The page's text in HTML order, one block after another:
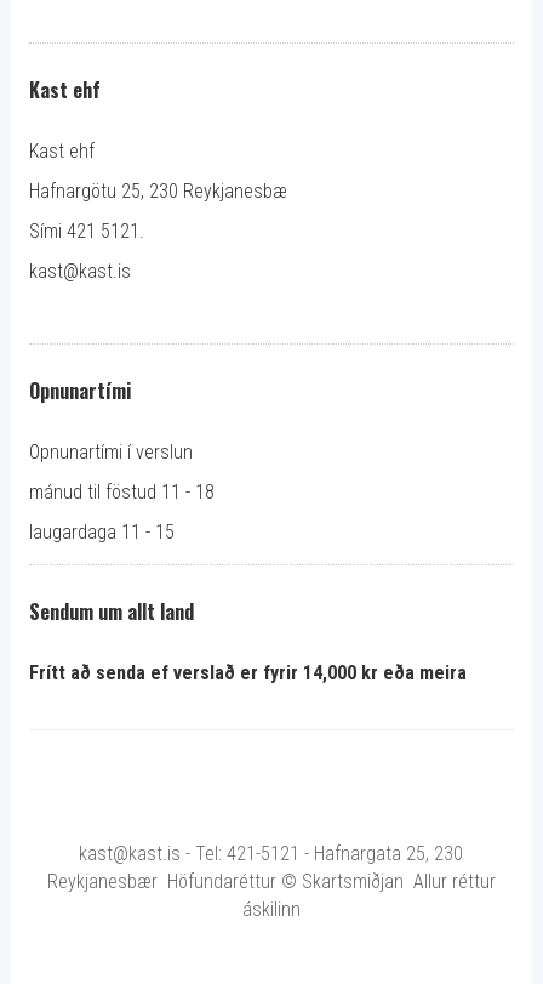
Kast ehf
Kast ehf
Hafnargötu 25, 230 Reykjanesbæ
Sími 421 5121.
kast@kast.is
Opnunartími
Opnunartími í verslun
mánud til föstud 11 - 18
laugardaga 11 - 15
Sendum um allt land
Frítt að senda ef verslað er fyrir 14,000 kr eða meira
kast@kast.is - Tel: 421-5121 - Hafnargata 25, 230
Reykjanesbær Höfundaréttur © Skartsmiðjan Allur réttur
áskilinn